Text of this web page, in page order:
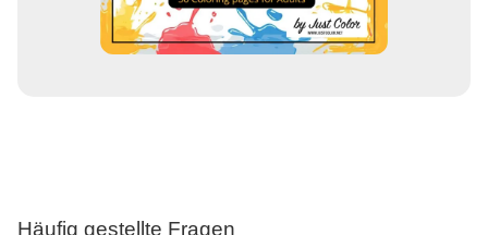
Häufig gestellte Fragen